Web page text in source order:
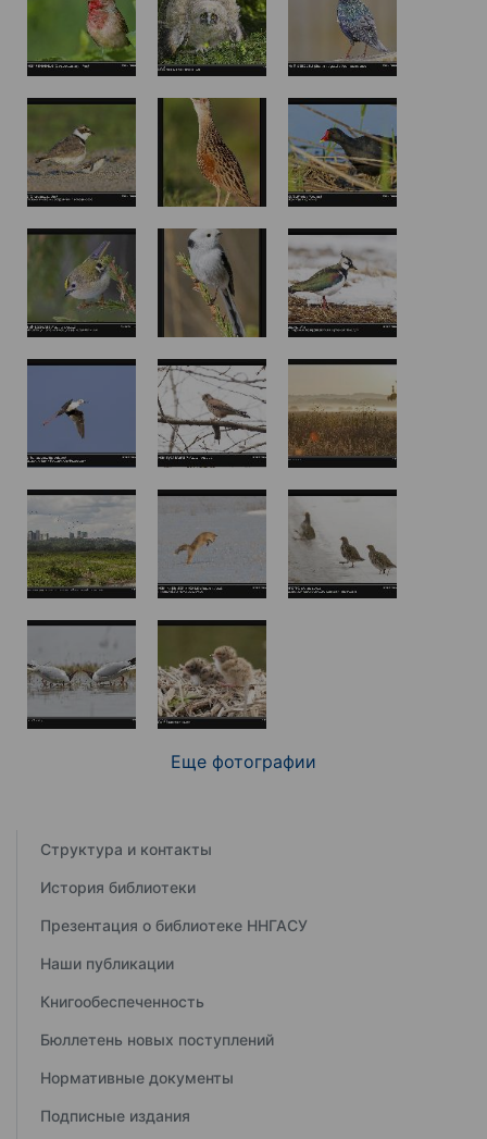
Еще фотографии
Структура и контакты
История библиотеки
Презентация о библиотеке ННГАСУ
Наши публикации
Книгообеспеченность
Бюллетень новых поступлений
Нормативные документы
Подписные издания